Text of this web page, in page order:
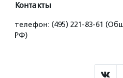
Контакты
телефон: (495) 221-83-61
РФ)